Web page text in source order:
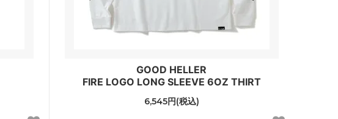
GOOD HELLER
FIRE LOGO LONG SLEEVE 6OZ THIRT
6,545円(税込)